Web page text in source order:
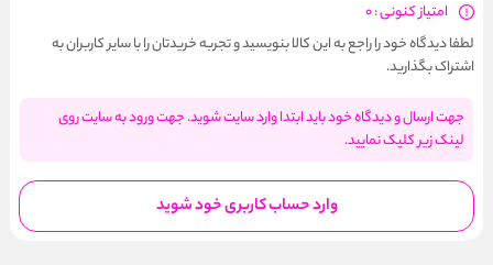
امتیاز کنونی : 0
لطفا دیدگاه خود را راجع به این کالا بنویسید و تجربه خریدتان را با سایر کاربران به
اشتراک بگذارید.
جهت ارسال و دیدگاه خود باید ابتدا وارد سایت شوید. جهت ورود به سایت روی
لینک زیر کلیک نمایید.
وارد حساب کاربری خود شوید